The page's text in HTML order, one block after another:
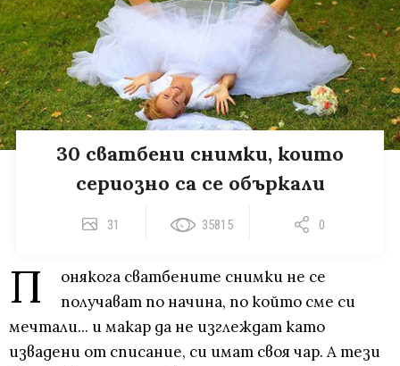
30 сватбени снимки, които
сериозно са се объркали
31 35815 0
П
онякога сватбените снимки не се
получават по начина, по който сме си
мечтали... и макар да не изглеждат като
извадени от списание, си имат своя чар. А тези